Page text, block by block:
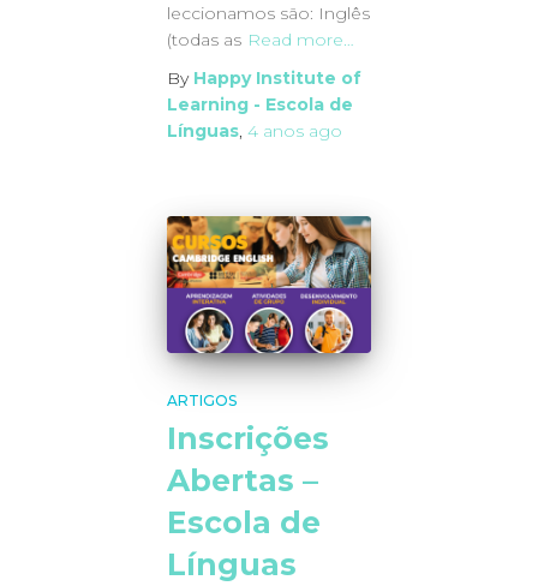
leccionamos são: Inglês
(todas as Read more…
By Happy Institute of
Learning - Escola de
Línguas, 4 anos ago
ARTIGOS
Inscrições
Abertas –
Escola de
Línguas